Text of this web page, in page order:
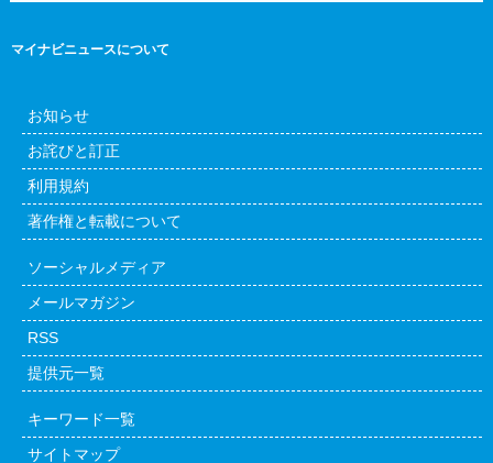
マイナビニュースについて
お知らせ
お詫びと訂正
利用規約
著作権と転載について
ソーシャルメディア
メールマガジン
RSS
提供元一覧
キーワード一覧
サイトマップ